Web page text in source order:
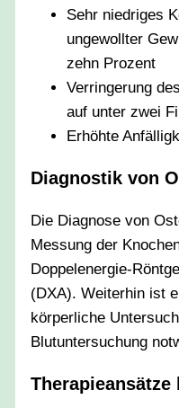
Sehr niedriges
ungewollter
zehn Prozent
Verringerung
auf unter zwei
Erhöhte
Diagnostik von
Die Diagnose von
Messung der
Doppelenergie-
(DXA). Weiterhin ist
körperliche
Blutuntersuchung